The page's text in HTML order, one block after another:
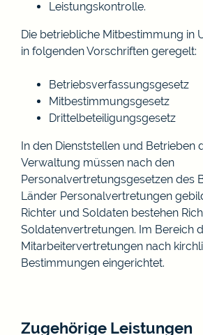
Leistungskontrolle.
Die betriebliche Mitbestimmung in
in folgenden Vorschriften geregelt:
Betriebsverfassungsgesetz
Mitbestimmungsgesetz
Drittelbeteiligungsgesetz
In den Dienststellen und Betrieben
Verwaltung müssen nach den
Personalvertretungsgesetzen des
Länder Personalvertretungen
Richter und Soldaten bestehen
Soldatenvertretungen. Im Bereich
Mitarbeitervertretungen nach
Bestimmungen eingerichtet.
Zugehörige Leistungen